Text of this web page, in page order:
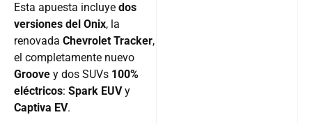
Esta apuesta incluye dos
versiones del Onix, la
renovada Chevrolet Tracker,
el completamente nuevo
Groove y dos SUVs 100%
eléctricos: Spark EUVy
Captiva EV.